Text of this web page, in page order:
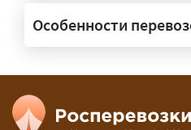
организуем.
прикрытия
груза и маршрута;
Особенности